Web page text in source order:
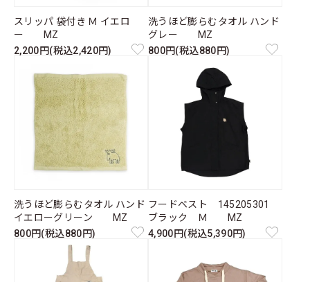
スリッパ 袋付き Ｍ イエロ
ー MZ
2,200円(税込2,420円)
洗うほど膨らむタオル ハンド
グレー MZ
800円(税込880円)
洗うほど膨らむタオル ハンド
イエローグリーン MZ
800円(税込880円)
フードベスト 145205301
ブラック Ｍ MZ
4,900円(税込5,390円)